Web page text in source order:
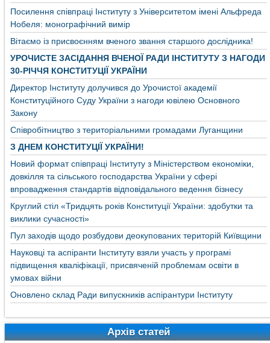
Посилення співпраці Інституту з Університетом імені Альфреда
Нобеля: монографічний вимір
Вітаємо із присвоєнням вченого звання старшого дослідника!
УРОЧИСТЕ ЗАСІДАННЯ ВЧЕНОЇ РАДИ ІНСТИТУТУ З НАГОДИ
30-РІЧЧЯ КОНСТИТУЦІЇ УКРАЇНИ
Директор Інституту долучився до Урочистої академії
Конституційного Суду України з нагоди ювілею Основного
Закону
Співробітництво з територіальними громадами Луганщини
З ДНЕМ КОНСТИТУЦІЇ УКРАЇНИ!
Новий формат співпраці Інституту з Міністерством економіки,
довкілля та сільського господарства України у сфері
впровадження стандартів відповідального ведення бізнесу
Круглий стіл «Тридцять років Конституції України: здобутки та
виклики сучасності»
Пул заходів щодо розбудови деокупованих територій Київщини
Науковці та аспіранти Інституту взяли участь у програмі
підвищення кваліфікації, присвяченій проблемам освіти в
умовах війни
Оновлено склад Ради випускників аспірантури Інституту
Архів статей